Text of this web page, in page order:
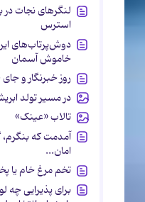
لنگرهای نجات در
استرس
دوش‌پرتاب‌های
خاموش آسمان
روز خبرنگار و
در مسیر تولد
تالاب «عینک»
آمدمت که
امان...
تخم مرغ خام یا
برای پذیرایی چه